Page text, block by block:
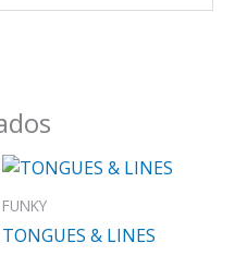
FUNKY
TONGUES & LINES